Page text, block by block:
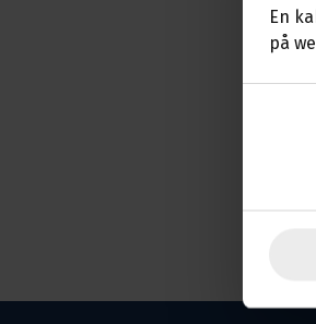
En
på